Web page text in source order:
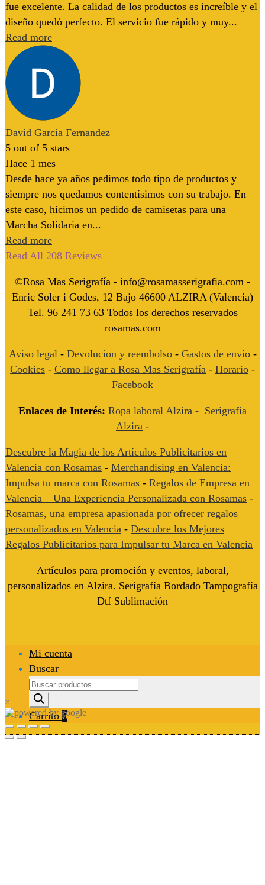
fue excelente. La calidad de los productos es increíble y el
diseño quedó perfecto. El servicio fue rápido y muy...
Read more
David Garcia Fernandez
5 out of 5 stars
Hace 1 mes
Desde hace ya años pedimos todo tipo de productos y
siempre nos quedamos contentísimos con su trabajo. En
este caso, hicimos un pedido de camisetas para una
Marcha Solidaria en...
Read more
Read All 208 Reviews
©Rosa Mas Serigrafía - info@rosamasserigrafia.com -
Enric Soler i Godes, 12 Bajo 46600 ALZIRA (Valencia)
Tel. 96 241 73 63 Todos los derechos reservados
rosamas.com
Aviso legal- Devolucion y reembolso- Gastos de envío-
Cookies - Como llegar a Rosa Mas Serigrafía - Horario -
Facebook
Enlaces de Interés: Ropa laboral Alzira - Serigrafia
Alzira -
Descubre la Magia de los Artículos Publicitarios en
Valencia con Rosamas - Merchandising en Valencia:
Impulsa tu marca con Rosamas - Regalos de Empresa en
Valencia – Una Experiencia Personalizada con Rosamas -
Rosamas, una empresa apasionada por ofrecer regalos
personalizados en Valencia - Descubre los Mejores
Regalos Publicitarios para Impulsar tu Marca en Valencia
Artículos para promoción y eventos, laboral,
personalizados en Alzira. Serigrafía Bordado Tampografía
Dtf Sublimación
Mi cuenta
Buscar
Búsqueda
de
productos
Carrito0
×